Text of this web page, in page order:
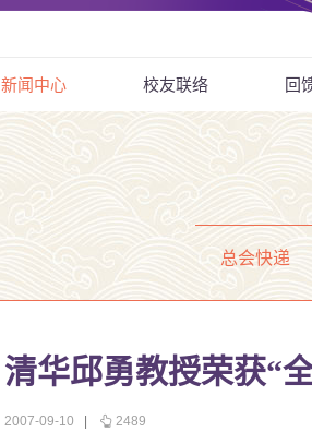
新闻中心 校友联络 回
总会快递
清华邱勇教授荣获“
2007-09-10 2489